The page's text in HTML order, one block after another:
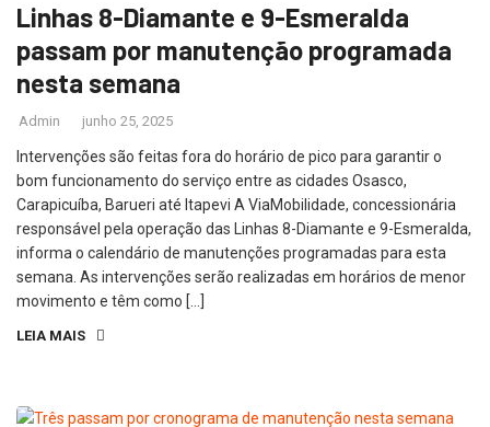
Linhas 8-Diamante e 9-Esmeralda
passam por manutenção programada
nesta semana
Admin junho 25, 2025
Intervenções são feitas fora do horário de pico para garantir o
bom funcionamento do serviço entre as cidades Osasco,
Carapicuíba, Barueri até Itapevi A ViaMobilidade, concessionária
responsável pela operação das Linhas 8-Diamante e 9-Esmeralda,
informa o calendário de manutenções programadas para esta
semana. As intervenções serão realizadas em horários de menor
movimento e têm como […]
LEIA MAIS